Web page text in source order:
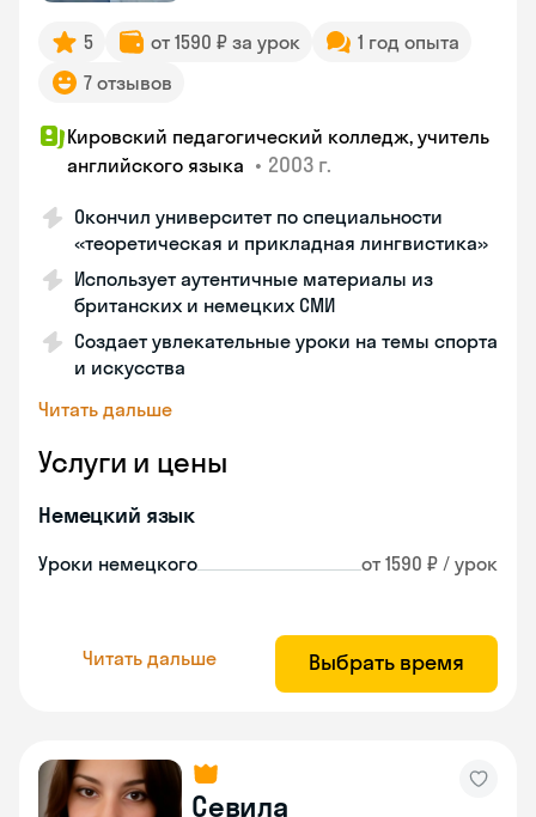
5 от 1590 ₽ за урок
1 год опыта
7 отзывов
Кировский педагогический колледж, учитель
английского языка • 2003 г.
Окончил университет по специальности
«теоретическая и прикладная лингвистика»
Использует аутентичные материалы из
британских и немецких СМИ
Создает увлекательные уроки на темы спорта
и искусства
Читать дальше
Услуги и цены
Немецкий язык
Уроки немецкого от 1590 ₽ / урок
Читать дальше Выбрать время
Севила